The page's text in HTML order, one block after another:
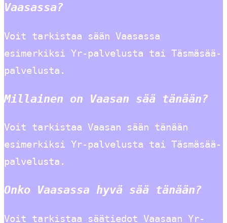
Vaasassa?
Voit tarkistaa sään Vaasassa
esimerkiksi Yr-palvelusta tai Täsmäsää-
palvelusta.
Millainen on Vaasan sää tänään?
Voit tarkistaa Vaasan sään tänään
esimerkiksi Yr-palvelusta tai Täsmäsää-
palvelusta.
Onko Vaasassa hyvä sää tänään?
Voit tarkistaa säätiedot Vaasaan Yr-